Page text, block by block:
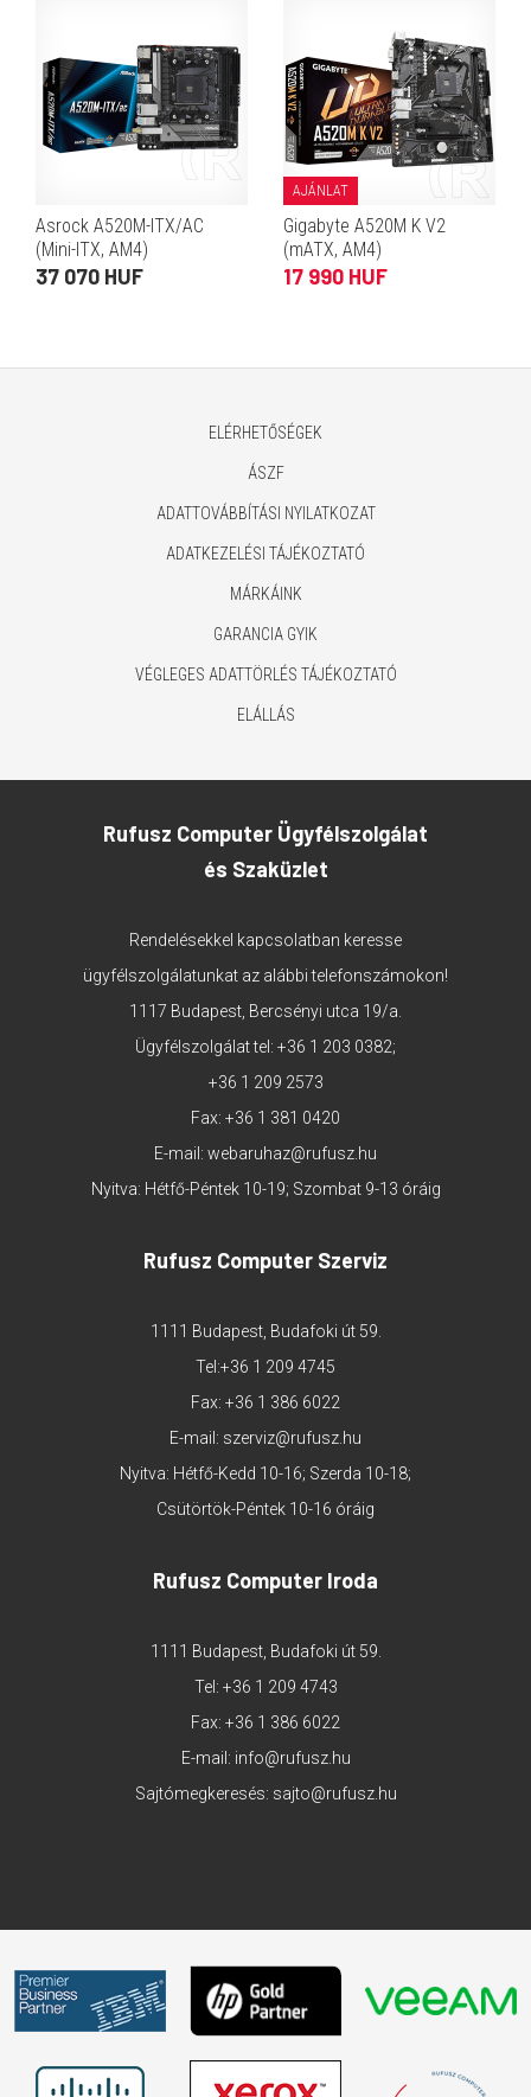
Asrock A520M-ITX/AC
(Mini-ITX, AM4)
37 070 HUF
AJÁNLAT
Gigabyte A520M K V2
(mATX, AM4)
17 990 HUF
ELÉRHETŐSÉGEK
ÁSZF
ADATTOVÁBBÍTÁSI NYILATKOZAT
ADATKEZELÉSI TÁJÉKOZTATÓ
MÁRKÁINK
GARANCIA GYIK
VÉGLEGES ADATTÖRLÉS TÁJÉKOZTATÓ
ELÁLLÁS
Rufusz Computer Ügyfélszolgálat
és Szaküzlet
Rendelésekkel kapcsolatban keresse
ügyfélszolgálatunkat az alábbi telefonszámokon!
1117 Budapest, Bercsényi utca 19/a.
Ügyfélszolgálat tel: +36 1 203 0382;
+36 1 209 2573
Fax: +36 1 381 0420
E-mail: webaruhaz@rufusz.hu
Nyitva: Hétfő-Péntek 10-19; Szombat 9-13 óráig
Rufusz Computer Szerviz
1111 Budapest, Budafoki út 59.
Tel:+36 1 209 4745
Fax: +36 1 386 6022
E-mail: szerviz@rufusz.hu
Nyitva: Hétfő-Kedd 10-16; Szerda 10-18;
Csütörtök-Péntek 10-16 óráig
Rufusz Computer Iroda
1111 Budapest, Budafoki út 59.
Tel: +36 1 209 4743
Fax: +36 1 386 6022
E-mail: info@rufusz.hu
Sajtómegkeresés: sajto@rufusz.hu